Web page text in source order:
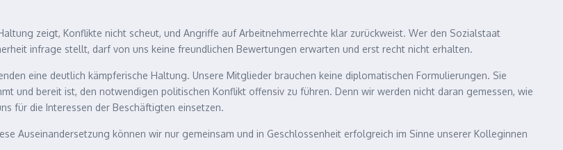
zeigt, Konflikte nicht scheut, und Angriffe auf Arbeitnehmerrechte klar zurückweist. Wer den Sozialstaat
infrage stellt, darf von uns keine freundlichen Bewertungen erwarten und erst recht nicht erhalten.
eine deutlich kämpferische Haltung. Unsere Mitglieder brauchen keine diplomatischen Formulierungen. Sie
und bereit ist, den notwendigen politischen Konflikt offensiv zu führen. Denn wir werden nicht daran gemessen, wie
für die Interessen der Beschäftigten einsetzen.
Auseinandersetzung können wir nur gemeinsam und in Geschlossenheit erfolgreich im Sinne unserer Kolleginnen